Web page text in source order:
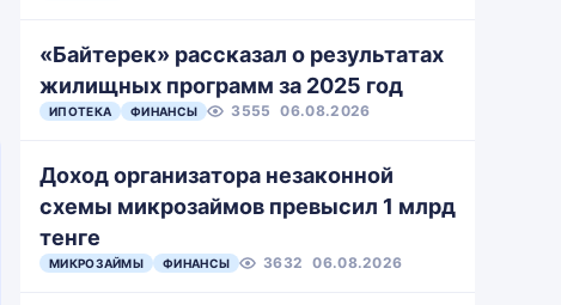
«Байтерек» рассказал о результатах
жилищных программ за 2025 год
ИПОТЕКА ФИНАНСЫ 3555 06.08.2026
Доход организатора незаконной
схемы микрозаймов превысил 1 млрд
тенге
МИКРОЗАЙМЫ ФИНАНСЫ 3632 06.08.2026